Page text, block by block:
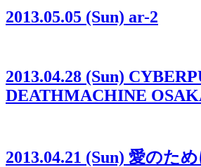
2013.05.05 (Sun) ar-2
2013.04.28 (Sun)
DEATHMACHINE
2013.04.21 (Sun) 愛のた